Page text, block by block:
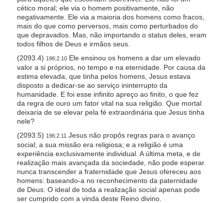
cético moral; ele via o homem positivamente, não
negativamente. Ele via a maioria dos homens como fracos,
mais do que como perversos, mais como perturbados do
que depravados. Mas, não importando o status deles, eram
todos filhos de Deus e irmãos seus.
(2093.4) 196:2.10Ele ensinou os homens a dar um elevado
valor a si próprios, no tempo e na eternidade. Por causa da
estima elevada, que tinha pelos homens, Jesus estava
disposto a dedicar-se ao serviço ininterrupto da
humanidade. E foi esse infinito apreço ao finito, o que fez
da regra de ouro um fator vital na sua religião. Que mortal
deixaria de se elevar pela fé extraordinária que Jesus tinha
nele?
(2093.5) 196:2.11 Jesus não propôs regras para o avanço
social; a sua missão era religiosa; e a religião é uma
experiência exclusivamente individual. A última meta, e de
realização mais avançada da sociedade, não pode esperar
nunca transcender a fraternidade que Jesus ofereceu aos
homens: baseando-a no reconhecimento da paternidade
de Deus. O ideal de toda a realização social apenas pode
ser cumprido com a vinda deste Reino divino.